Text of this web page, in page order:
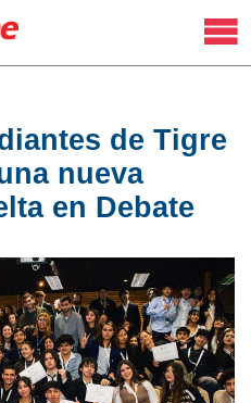
de Tigre
nueva
en Debate